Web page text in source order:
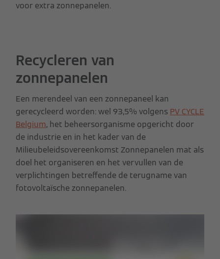
voor extra zonnepanelen.
Recycleren van
zonnepanelen
Een merendeel van een zonnepaneel kan
gerecycleerd worden: wel 93,5% volgens PV CYCLE
Belgium, het beheersorganisme opgericht door
de industrie en in het kader van de
Milieubeleidsovereenkomst Zonnepanelen mat als
doel het organiseren en het vervullen van de
verplichtingen betreffende de terugname van
fotovoltaïsche zonnepanelen.